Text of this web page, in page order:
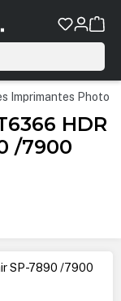
Imprimantes Photo
HDR
/7900